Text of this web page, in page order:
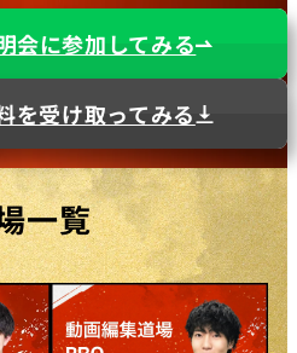
会に参加してみる
を受け取ってみる
一覧